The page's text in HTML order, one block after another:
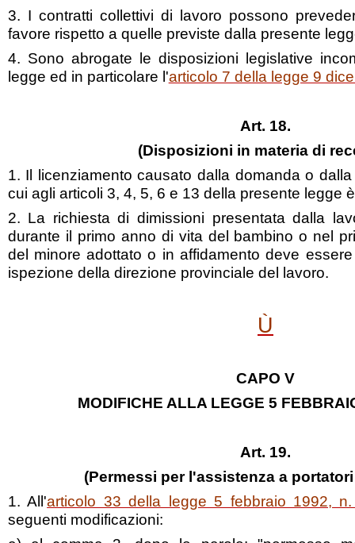
3. I contratti collettivi di lavoro possono
favore rispetto a quelle previste dalla presente
4. Sono abrogate le disposizioni legislative
legge ed in particolare l'articolo 7 della legge 9
Art. 18.
(Disposizioni in materia di
1. Il licenziamento causato dalla domanda o
cui agli articoli 3, 4, 5, 6 e 13 della presente legge
2. La richiesta di dimissioni presentata dalla
durante il primo anno di vita del bambino o nel
del minore adottato o in affidamento deve
ispezione della direzione provinciale del lavoro.
Ù
CAPO V
MODIFICHE ALLA LEGGE 5
Art. 19.
(Permessi per l'assistenza a
1. All'articolo 33 della legge 5 febbraio 1992,
seguenti modificazioni: